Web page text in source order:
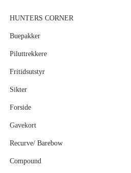
HUNTERS CORNER
Buepakker
Piluttrekkere
Fritidsutstyr
Sikter
Forside
Gavekort
Recurve/ Barebow
Compound